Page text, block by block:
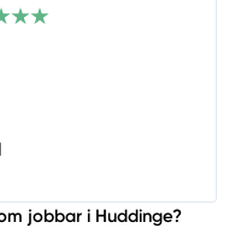
jobbar i Huddinge?